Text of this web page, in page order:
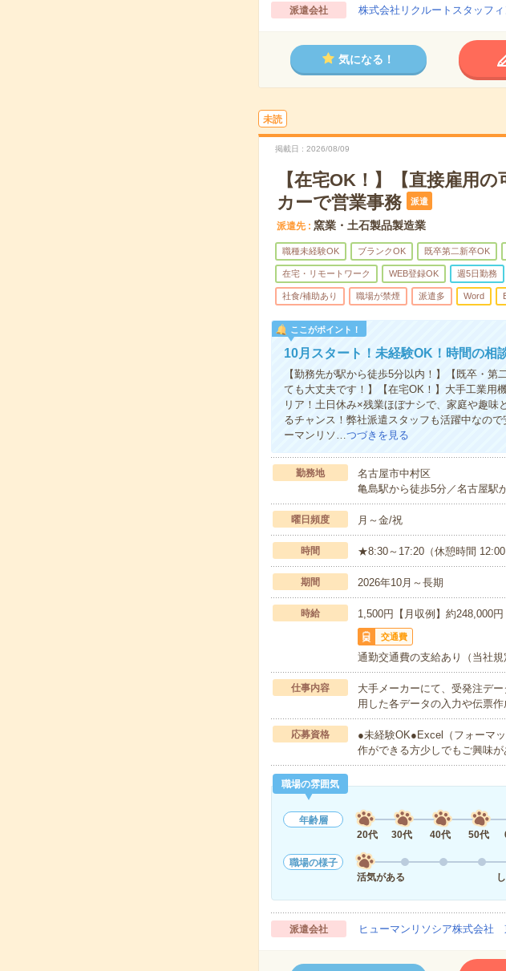
派遣会社 株式会社リクルートスタッフ
気になる！
未読
掲載日 2026/08/09
【在宅OK！】【直接雇用
カーで営業事務
派遣
派遣先 窯業・土石製品製造業
職種未経験OK ブランクOK 既卒第二新卒OK
在宅・リモートワーク WEB登録OK 週5日勤務
社食/補助あり 職場が禁煙 派遣多 Word
ここがポイント！
10月スタート！未経験OK！時間の相
【勤務先が駅から徒歩5分以内！】【既卒・
ても大丈夫です！】【在宅OK！】大手工業用
リア！土日休み×残業ほぼナシで、家庭や趣
るチャンス！弊社派遣スタッフも活躍中なの
ーマンリソ…つづきを見る
勤務地
名古屋市中村区
亀島駅から徒歩5分／名古屋駅
曜日頻度 月～金/祝
時間 ★8:30～17:20（休憩時間 12:00
期間 2026年10月～長期
時給 1,500円【月収例】約248,000
交通費
通勤交通費の支給あり（当社規
仕事内容
大手メーカーにて、受発注デ
用した各データの入力や伝票
応募資格
●未経験OK●Excel（フォーマ
作ができる方少しでもご興味
職場の雰囲気
年齢層
20代
30代 40代 50代
職場の様子
活気がある
派遣会社 ヒューマンリソシア株式会社